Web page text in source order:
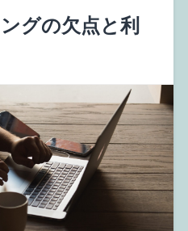
グの欠点と利